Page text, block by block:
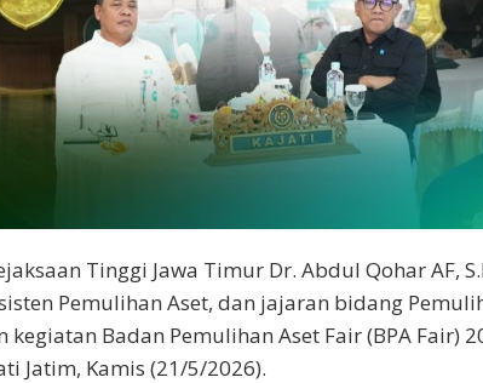
Tinggi Jawa Timur Dr. Abdul Qohar AF,
Pemulihan Aset, dan jajaran bidang
Badan Pemulihan Aset Fair (BPA Fair)
Jatim, Kamis (21/5/2026).